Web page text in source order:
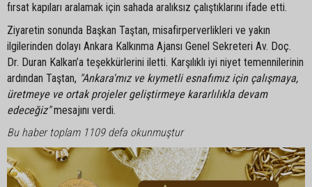
fırsat kapıları aralamak için sahada aralıksız çalıştıklarını ifade etti.
Ziyaretin sonunda Başkan Taştan, misafirperverlikleri ve yakın
ilgilerinden dolayı Ankara Kalkınma Ajansı Genel Sekreteri Av. Doç.
Dr. Duran Kalkan’a teşekkürlerini iletti. Karşılıklı iyi niyet temennilerinin
ardından Taştan, "Ankara'mız ve kıymetli esnafımız için çalışmaya,
üretmeye ve ortak projeler geliştirmeye kararlılıkla devam
edeceğiz"mesajını verdi.
Bu haber toplam 1109 defa okunmuştur